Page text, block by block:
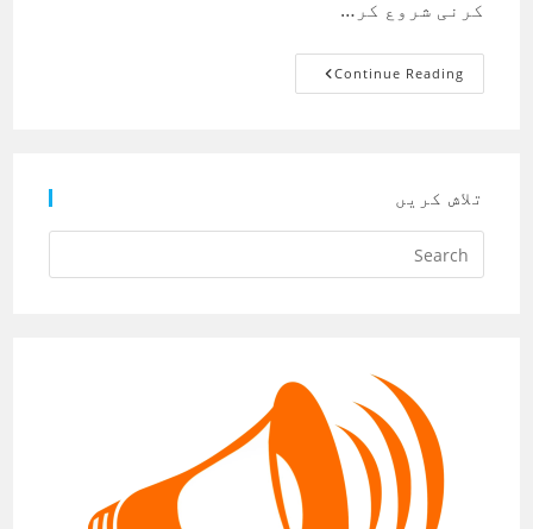
کرنی شروع کر…
Continue Readingنیا
سال
تلاش کریں